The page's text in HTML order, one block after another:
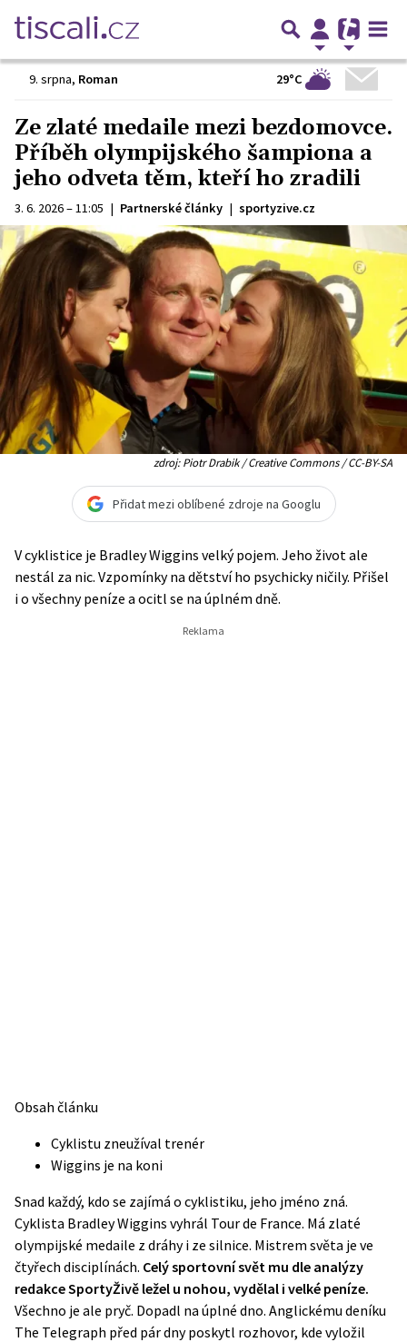
9. srpna, Roman 29°C
Ze zlaté medaile mezi bezdomovce.
Příběh olympijského šampiona a
jeho odveta těm, kteří ho zradili
3. 6. 2026 – 11:05 | Partnerské články | sportyzive.cz
zdroj: Piotr Drabik / Creative Commons / CC-BY-SA
Přidat mezi oblíbené zdroje na Googlu
V cyklistice je Bradley Wiggins velký pojem. Jeho život ale
nestál za nic. Vzpomínky na dětství ho psychicky ničily. Přišel
i o všechny peníze a ocitl se na úplném dně.
Obsah článku
Cyklistu zneužíval trenér
Wiggins je na koni
Snad každý, kdo se zajímá o cyklistiku, jeho jméno zná.
Cyklista Bradley Wiggins vyhrál Tour de France. Má zlaté
olympijské medaile z dráhy i ze silnice. Mistrem světa je ve
čtyřech disciplínách. Celý sportovní svět mu dle analýzy
redakce SportyŽivě ležel u nohou, vydělal i velké peníze.
Všechno je ale pryč. Dopadl na úplné dno. Anglickému deníku
The Telegraph před pár dny poskytl rozhovor, kde vyložil